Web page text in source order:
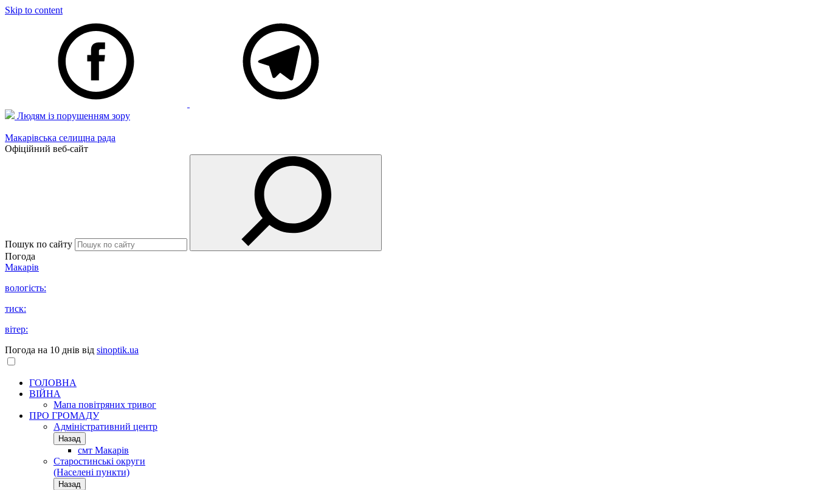
Skip to content
Людям із порушенням зору
Макарівська селищна рада
Офіційний веб-сайт
Пошук по сайту
Погода
Макарів
вологість:
тиск:
вітер:
Погода на 10 днів від sinoptik.ua
ГОЛОВНА
ВІЙНА
Мапа повітряних тривог
ПРО ГРОМАДУ
Aдміністративний центр
Назад
смт Макарів
Старостинські округи
(Населені пункти)
Назад